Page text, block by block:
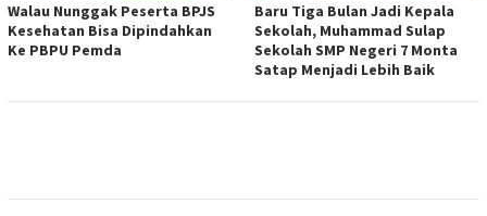
Walau Nunggak Peserta BPJS
Kesehatan Bisa Dipindahkan
Ke PBPU Pemda
Baru Tiga Bulan Jadi Kepala
Sekolah, Muhammad Sulap
Sekolah SMP Negeri 7 Monta
Satap Menjadi Lebih Baik